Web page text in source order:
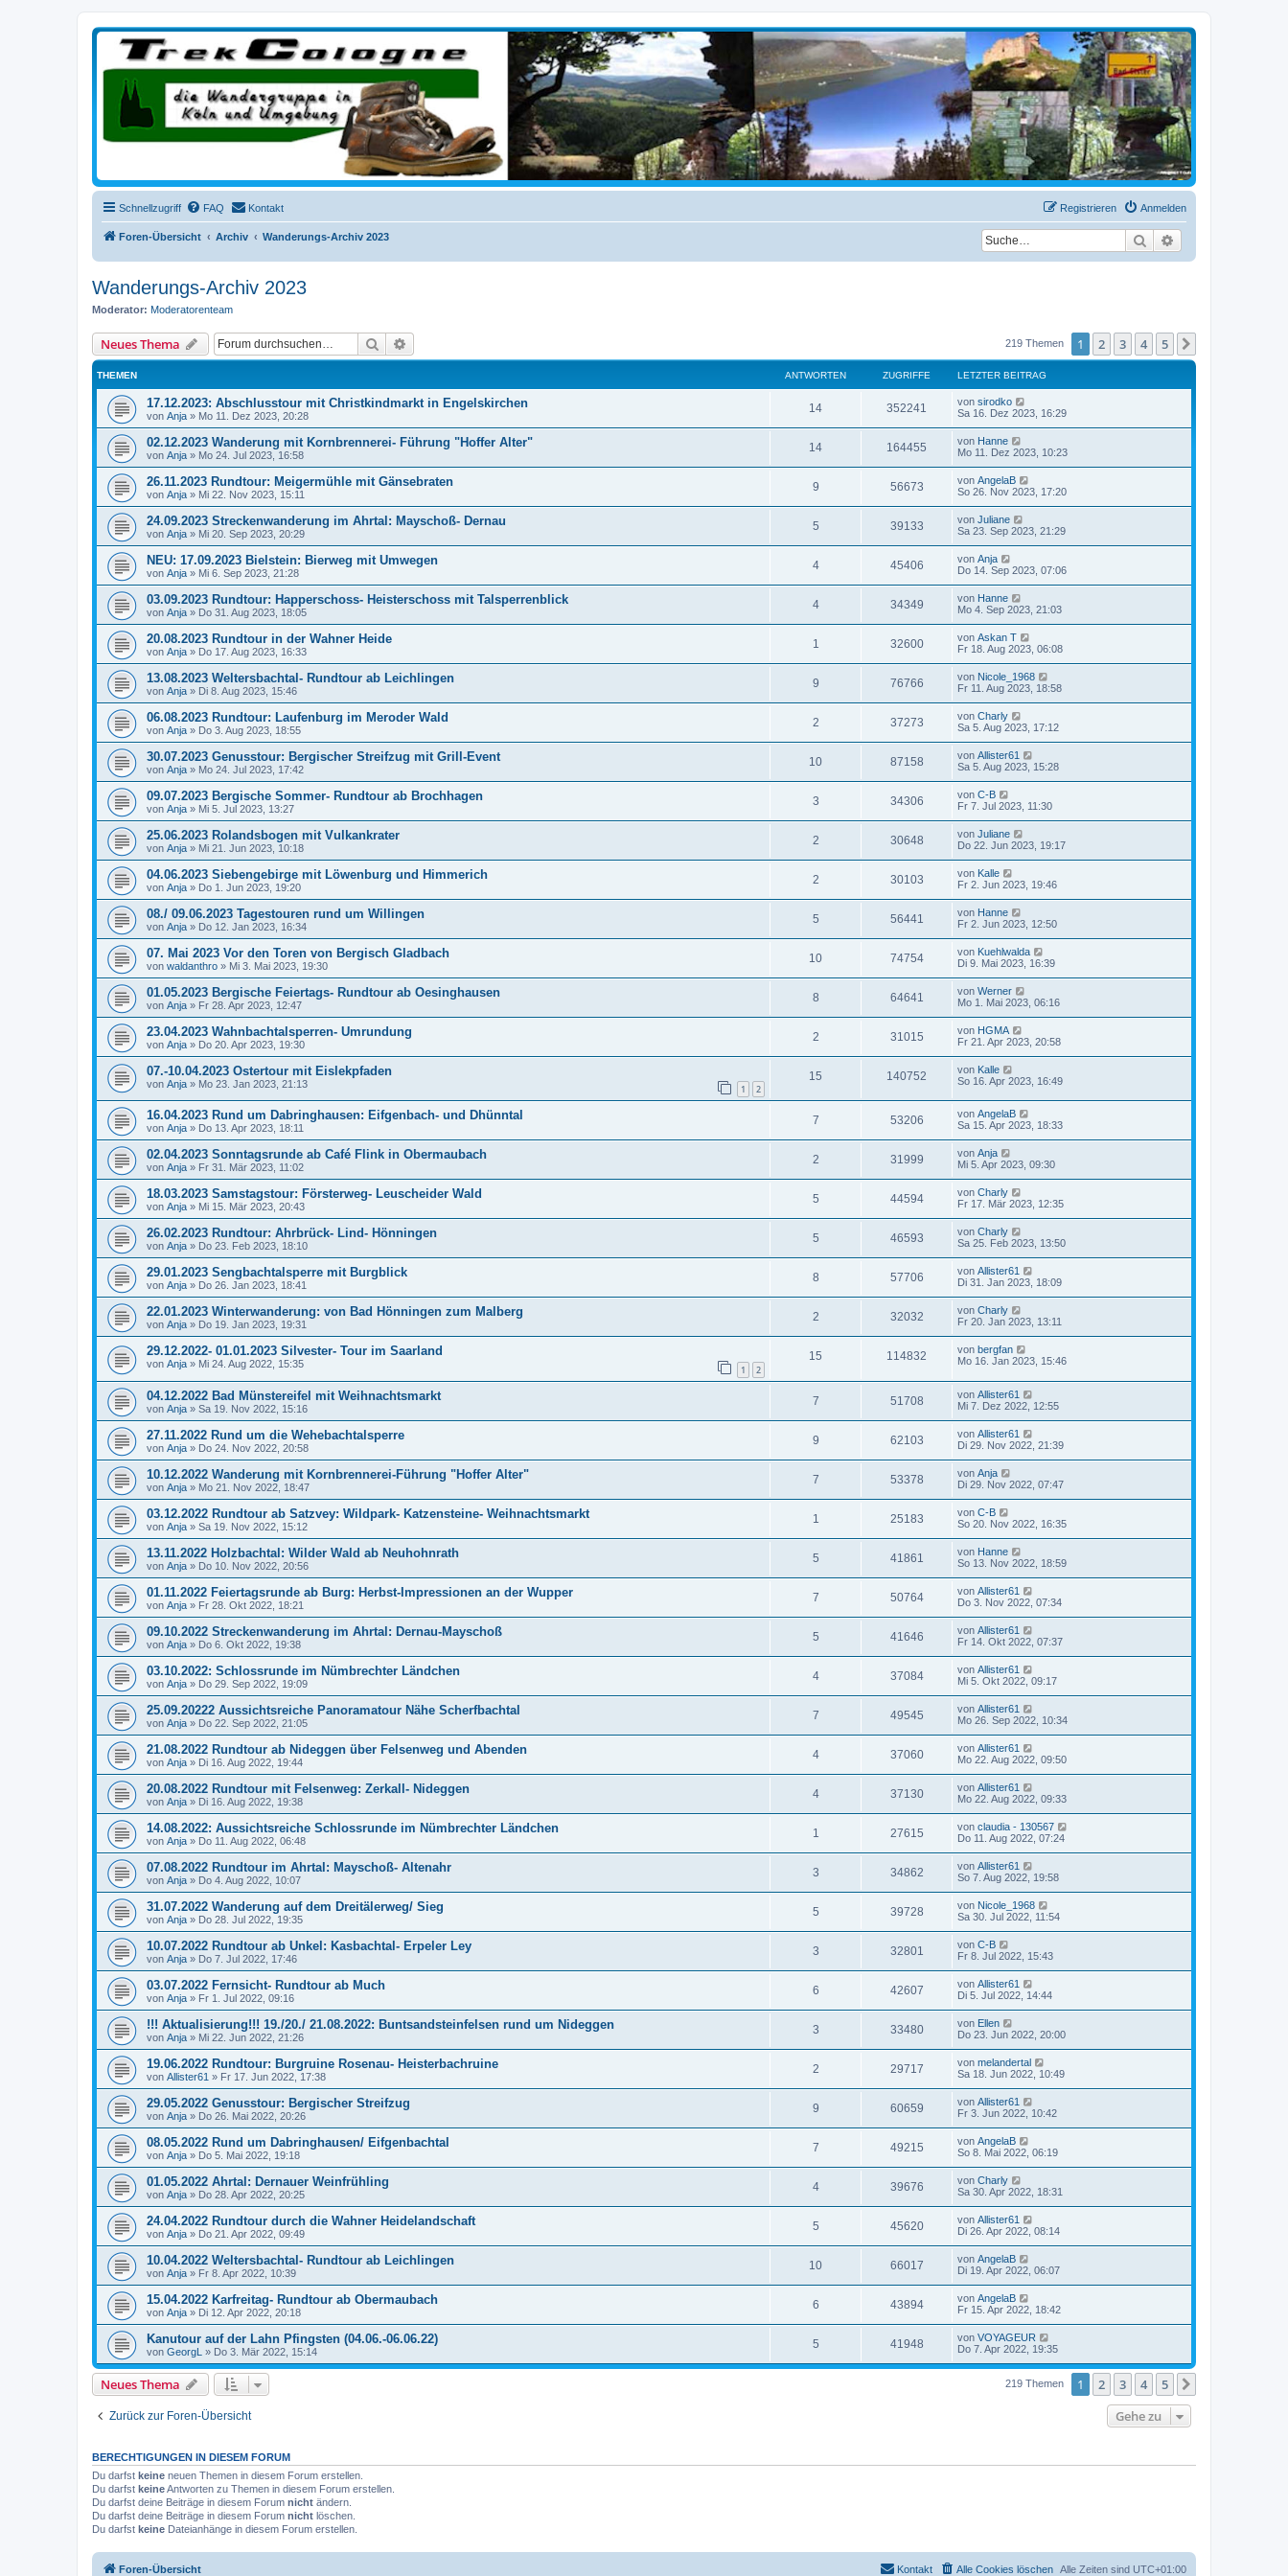
trekcologne.de
Wanderungen rund um Köln
Schnellzugriff FAQ Kontakt Anmelden
Registrieren
Foren-Übersicht Archiv Wanderungs-Archiv 2023 Suche
Wanderungs-Archiv 2023
Moderator: Moderatorenteam
Neues Thema Suche 219 Themen 1 2 3 4 5
THEMEN ANTWORTEN ZUGRIFFE LETZTER BEITRAG
17.12.2023: Abschlusstour mit Christkindmarkt in Engelskirchen
von Anja » Mo 11. Dez 2023, 20:28
14 352241 von sirodko
Sa 16. Dez 2023, 16:29
02.12.2023 Wanderung mit Kornbrennerei- Führung "Hoffer Alter"
von Anja » Mo 24. Jul 2023, 16:58
14 164455 von Hanne
Mo 11. Dez 2023, 10:23
26.11.2023 Rundtour: Meigermühle mit Gänsebraten
von Anja » Mi 22. Nov 2023, 15:11
9 56673 von AngelaB
So 26. Nov 2023, 17:20
24.09.2023 Streckenwanderung im Ahrtal: Mayschoß- Dernau
von Anja » Mi 20. Sep 2023, 20:29
5 39133 von Juliane
Sa 23. Sep 2023, 21:29
NEU: 17.09.2023 Bielstein: Bierweg mit Umwegen
von Anja » Mi 6. Sep 2023, 21:28
4 45406 von Anja
Do 14. Sep 2023, 07:06
03.09.2023 Rundtour: Happerschoss- Heisterschoss mit Talsperrenblick
von Anja » Do 31. Aug 2023, 18:05
4 34349 von Hanne
Mo 4. Sep 2023, 21:03
20.08.2023 Rundtour in der Wahner Heide
von Anja » Do 17. Aug 2023, 16:33
1 32600 von Askan T
Fr 18. Aug 2023, 06:08
13.08.2023 Weltersbachtal- Rundtour ab Leichlingen
von Anja » Di 8. Aug 2023, 15:46
9 76766 von Nicole_1968
Fr 11. Aug 2023, 18:58
06.08.2023 Rundtour: Laufenburg im Meroder Wald
von Anja » Do 3. Aug 2023, 18:55
2 37273 von Charly
Sa 5. Aug 2023, 17:12
30.07.2023 Genusstour: Bergischer Streifzug mit Grill-Event
von Anja » Mo 24. Jul 2023, 17:42
10 87158 von Allister61
Sa 5. Aug 2023, 15:28
09.07.2023 Bergische Sommer- Rundtour ab Brochhagen
von Anja » Mi 5. Jul 2023, 13:27
3 34306 von C-B
Fr 7. Jul 2023, 11:30
25.06.2023 Rolandsbogen mit Vulkankrater
von Anja » Mi 21. Jun 2023, 10:18
2 30648 von Juliane
Do 22. Jun 2023, 19:17
04.06.2023 Siebengebirge mit Löwenburg und Himmerich
von Anja » Do 1. Jun 2023, 19:20
2 30103 von Kalle
Fr 2. Jun 2023, 19:46
08./ 09.06.2023 Tagestouren rund um Willingen
von Anja » Do 12. Jan 2023, 16:34
5 56441 von Hanne
Fr 2. Jun 2023, 12:50
07. Mai 2023 Vor den Toren von Bergisch Gladbach
von waldanthro » Mi 3. Mai 2023, 19:30
10 74754 von Kuehlwalda
Di 9. Mai 2023, 16:39
01.05.2023 Bergische Feiertags- Rundtour ab Oesinghausen
von Anja » Fr 28. Apr 2023, 12:47
8 64641 von Werner
Mo 1. Mai 2023, 06:16
23.04.2023 Wahnbachtalsperren- Umrundung
von Anja » Do 20. Apr 2023, 19:30
2 31015 von HGMA
Fr 21. Apr 2023, 20:58
07.-10.04.2023 Ostertour mit Eislekpfaden
von Anja » Mo 23. Jan 2023, 21:13 1 2
15 140752 von Kalle
So 16. Apr 2023, 16:49
16.04.2023 Rund um Dabringhausen: Eifgenbach- und Dhünntal
von Anja » Do 13. Apr 2023, 18:11
7 53206 von AngelaB
Sa 15. Apr 2023, 18:33
02.04.2023 Sonntagsrunde ab Café Flink in Obermaubach
von Anja » Fr 31. Mär 2023, 11:02
2 31999 von Anja
Mi 5. Apr 2023, 09:30
18.03.2023 Samstagstour: Försterweg- Leuscheider Wald
von Anja » Mi 15. Mär 2023, 20:43
5 44594 von Charly
Fr 17. Mär 2023, 12:35
26.02.2023 Rundtour: Ahrbrück- Lind- Hönningen
von Anja » Do 23. Feb 2023, 18:10
5 46593 von Charly
Sa 25. Feb 2023, 13:50
29.01.2023 Sengbachtalsperre mit Burgblick
von Anja » Do 26. Jan 2023, 18:41
8 57706 von Allister61
Di 31. Jan 2023, 18:09
22.01.2023 Winterwanderung: von Bad Hönningen zum Malberg
von Anja » Do 19. Jan 2023, 19:31
2 32032 von Charly
Fr 20. Jan 2023, 13:11
29.12.2022- 01.01.2023 Silvester- Tour im Saarland
von Anja » Mi 24. Aug 2022, 15:35 1 2
15 114832 von bergfan
Mo 16. Jan 2023, 15:46
04.12.2022 Bad Münstereifel mit Weihnachtsmarkt
von Anja » Sa 19. Nov 2022, 15:16
7 51708 von Allister61
Mi 7. Dez 2022, 12:55
27.11.2022 Rund um die Wehebachtalsperre
von Anja » Do 24. Nov 2022, 20:58
9 62103 von Allister61
Di 29. Nov 2022, 21:39
10.12.2022 Wanderung mit Kornbrennerei-Führung "Hoffer Alter"
von Anja » Mo 21. Nov 2022, 18:47
7 53378 von Anja
Di 29. Nov 2022, 07:47
03.12.2022 Rundtour ab Satzvey: Wildpark- Katzensteine- Weihnachtsmarkt
von Anja » Sa 19. Nov 2022, 15:12
1 25183 von C-B
So 20. Nov 2022, 16:35
13.11.2022 Holzbachtal: Wilder Wald ab Neuhohnrath
von Anja » Do 10. Nov 2022, 20:56
5 41861 von Hanne
So 13. Nov 2022, 18:59
01.11.2022 Feiertagsrunde ab Burg: Herbst-Impressionen an der Wupper
von Anja » Fr 28. Okt 2022, 18:21
7 50764 von Allister61
Do 3. Nov 2022, 07:34
09.10.2022 Streckenwanderung im Ahrtal: Dernau-Mayschoß
von Anja » Do 6. Okt 2022, 19:38
5 41646 von Allister61
Fr 14. Okt 2022, 07:37
03.10.2022: Schlossrunde im Nümbrechter Ländchen
von Anja » Do 29. Sep 2022, 19:09
4 37084 von Allister61
Mi 5. Okt 2022, 09:17
25.09.20222 Aussichtsreiche Panoramatour Nähe Scherfbachtal
von Anja » Do 22. Sep 2022, 21:05
7 49545 von Allister61
Mo 26. Sep 2022, 10:34
21.08.2022 Rundtour ab Nideggen über Felsenweg und Abenden
von Anja » Di 16. Aug 2022, 19:44
4 37060 von Allister61
Mo 22. Aug 2022, 09:50
20.08.2022 Rundtour mit Felsenweg: Zerkall- Nideggen
von Anja » Di 16. Aug 2022, 19:38
4 37130 von Allister61
Mo 22. Aug 2022, 09:33
14.08.2022: Aussichtsreiche Schlossrunde im Nümbrechter Ländchen
von Anja » Do 11. Aug 2022, 06:48
1 27615 von claudia - 130567
Do 11. Aug 2022, 07:24
07.08.2022 Rundtour im Ahrtal: Mayschoß- Altenahr
von Anja » Do 4. Aug 2022, 10:07
3 34862 von Allister61
So 7. Aug 2022, 19:58
31.07.2022 Wanderung auf dem Dreitälerweg/ Sieg
von Anja » Do 28. Jul 2022, 19:35
5 39728 von Nicole_1968
Sa 30. Jul 2022, 11:54
10.07.2022 Rundtour ab Unkel: Kasbachtal- Erpeler Ley
von Anja » Do 7. Jul 2022, 17:46
3 32801 von C-B
Fr 8. Jul 2022, 15:43
03.07.2022 Fernsicht- Rundtour ab Much
von Anja » Fr 1. Jul 2022, 09:16
6 42607 von Allister61
Di 5. Jul 2022, 14:44
!!! Aktualisierung!!! 19./20./ 21.08.2022: Buntsandsteinfelsen rund um Nideggen
von Anja » Mi 22. Jun 2022, 21:26
3 33480 von Ellen
Do 23. Jun 2022, 20:00
19.06.2022 Rundtour: Burgruine Rosenau- Heisterbachruine
von Allister61 » Fr 17. Jun 2022, 17:38
2 29717 von melandertal
Sa 18. Jun 2022, 10:49
29.05.2022 Genusstour: Bergischer Streifzug
von Anja » Do 26. Mai 2022, 20:26
9 60659 von Allister61
Fr 3. Jun 2022, 10:42
08.05.2022 Rund um Dabringhausen/ Eifgenbachtal
von Anja » Do 5. Mai 2022, 19:18
7 49215 von AngelaB
So 8. Mai 2022, 06:19
01.05.2022 Ahrtal: Dernauer Weinfrühling
von Anja » Do 28. Apr 2022, 20:25
4 39676 von Charly
Sa 30. Apr 2022, 18:31
24.04.2022 Rundtour durch die Wahner Heidelandschaft
von Anja » Do 21. Apr 2022, 09:49
5 45620 von Allister61
Di 26. Apr 2022, 08:14
10.04.2022 Weltersbachtal- Rundtour ab Leichlingen
von Anja » Fr 8. Apr 2022, 10:39
10 66017 von AngelaB
Di 19. Apr 2022, 06:07
15.04.2022 Karfreitag- Rundtour ab Obermaubach
von Anja » Di 12. Apr 2022, 20:18
6 43894 von AngelaB
Fr 15. Apr 2022, 18:42
Kanutour auf der Lahn Pfingsten (04.06.-06.06.22)
von GeorgL » Do 3. Mär 2022, 15:14
5 41948 von VOYAGEUR
Do 7. Apr 2022, 19:35
Neues Thema 219 Themen 1 2 3 4 5
Zurück zur Foren-Übersicht Gehe zu
BERECHTIGUNGEN IN DIESEM FORUM
Du darfst keine neuen Themen in diesem Forum erstellen.
Du darfst keineAntworten zu Themen in diesem Forum erstellen.
Du darfst deine Beiträge in diesem Forum nicht ändern.
Du darfst deine Beiträge in diesem Forum nicht löschen.
Du darfst keine Dateianhänge in diesem Forum erstellen.
Foren-Übersicht Alle Zeiten sind UTC+01:00
Alle Cookies löschen
Kontakt